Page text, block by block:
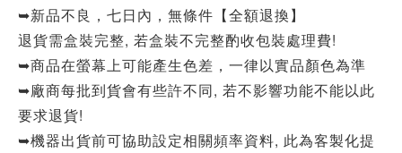
➥新品不良，七日內，無條件【全額退換】
退貨需盒裝完整, 若盒裝不完整酌收包裝處理費!
➥商品在螢幕上可能產生色差，一律以實品顏色為準
➥廠商每批到貨會有些許不同, 若不影響功能不能以此
要求退貨!
➥機器出貨前可協助設定相關頻率資料, 此為客製化提